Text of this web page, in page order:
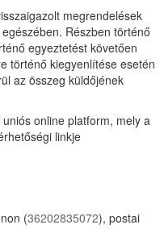
megrendelések
Részben történő
egyeztetést követően
történő kiegyenlítése esetén
az összeg küldőjének
online platform, mely a
linkje
(36202835072), postai